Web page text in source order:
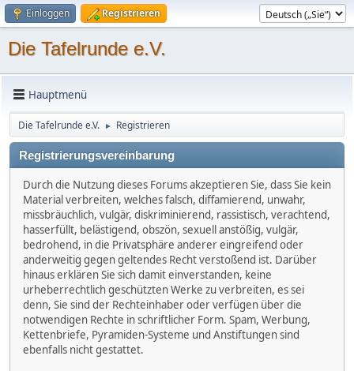
Einloggen Registrieren
Die Tafelrunde e.V.
Hauptmenü
Die Tafelrunde e.V. ► Registrieren
Registrierungsvereinbarung
Durch die Nutzung dieses Forums akzeptieren Sie, dass Sie kein
Material verbreiten, welches falsch, diffamierend, unwahr,
missbräuchlich, vulgär, diskriminierend, rassistisch, verachtend,
hasserfüllt, belästigend, obszön, sexuell anstößig, vulgär,
bedrohend, in die Privatsphäre anderer eingreifend oder
anderweitig gegen geltendes Recht verstoßend ist. Darüber
hinaus erklären Sie sich damit einverstanden, keine
urheberrechtlich geschützten Werke zu verbreiten, es sei
denn, Sie sind der Rechteinhaber oder verfügen über die
notwendigen Rechte in schriftlicher Form. Spam, Werbung,
Kettenbriefe, Pyramiden-Systeme und Anstiftungen sind
ebenfalls nicht gestattet.